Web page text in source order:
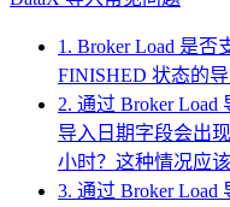
1. Broker Load 是
FINISHED 状态的导
2. 通过 Broker
导入日期字段会出
小时？这种情况应
3. 通过 Broker Load